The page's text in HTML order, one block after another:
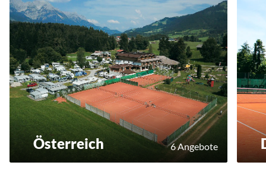
Österreich 6 Angebote